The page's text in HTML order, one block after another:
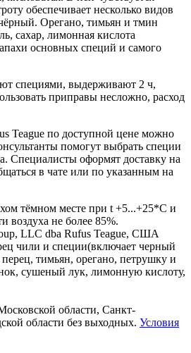
обеспечивает несколько видов
Орегано, тимьян и тмин
сахар, лимонная кислота
основных специй и самого
специями, выдерживают 2 ч,
приправы несложно, расход
Teague по доступной цене можно
помогут выбрать специи
Специалисты оформят доставку на
в чате или по указанным на
тёмном месте при t +5...+25*C и
воздуха не более 85%.
LLC dba Rufus Teague, США
чили и специи(включает черный
тимьян, орегано, петрушку и
сушеный лук, лимонную кислоту,
области, Санкт-
области без выходных. Условия